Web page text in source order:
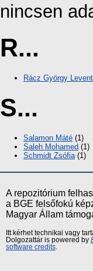
nincsen
R...
Rácz György
S...
Salamon Máté (1)
Saleh Mohamed (1)
Schmidt Zsófia(1)
A repozitórium
a BGE felsőfokú
Magyar Állam
Itt kérhet technikai vagy
Dolgozattár is powered by
software credits